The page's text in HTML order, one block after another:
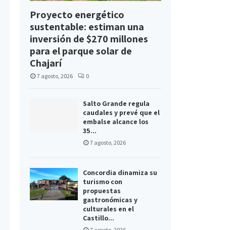
Proyecto energético
sustentable: estiman una
inversión de $270 millones
para el parque solar de
Chajarí
7 agosto, 2026 0
Salto Grande regula
caudales y prevé que el
embalse alcance los
35...
7 agosto, 2026
Concordia dinamiza su
turismo con
propuestas
gastronómicas y
culturales en el
Castillo...